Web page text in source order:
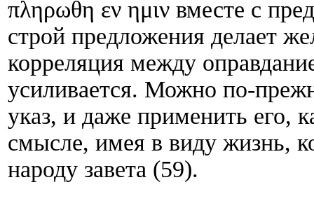
πληρωθη εν ημιν вместе с
строй предложения делает
корреляция между
усиливается. Можно по-
указ, и даже применить его,
смысле, имея в виду жизнь,
народу завета (59).